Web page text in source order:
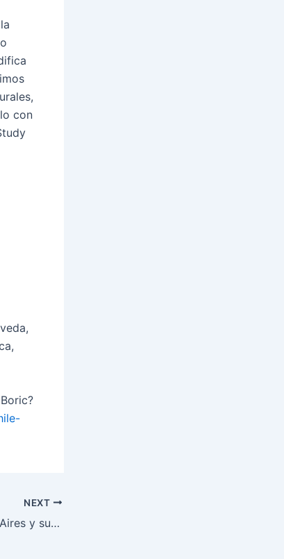
con
NEXT
Quiñonez, D. – Buenos Aires y sus calles llenas de historia